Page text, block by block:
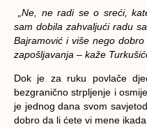
„Ne, ne radi se o sreći,
sam dobila zahvaljući radu
Bajramović i više nego
zapošljavanja – kaže
Dok je za ruku povlače
bezgranično strpljenje i
je jednog dana svom
dobro da li ćete vi mene